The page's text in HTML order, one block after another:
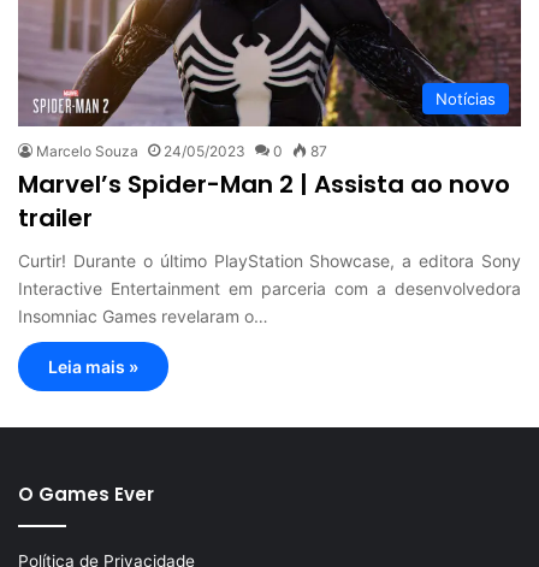
Notícias
Marcelo Souza 24/05/2023 0 87
Marvel’s Spider-Man 2 | Assista ao novo
trailer
Curtir! Durante o último PlayStation Showcase, a editora Sony
Interactive Entertainment em parceria com a desenvolvedora
Insomniac Games revelaram o…
Leia mais »
O Games Ever
Política de Privacidade